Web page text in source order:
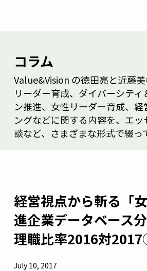
July 10, 2017
経営視点から斬る「
進企業データベース
理職比率2016対
コラム
Value&Vision の徳田亮と近藤
リーダー育成、ダイバーシティ
ン推進、女性リーダー育成、経
ングなどに関する内容を、エ
談など、さまざまな形式で綴っ